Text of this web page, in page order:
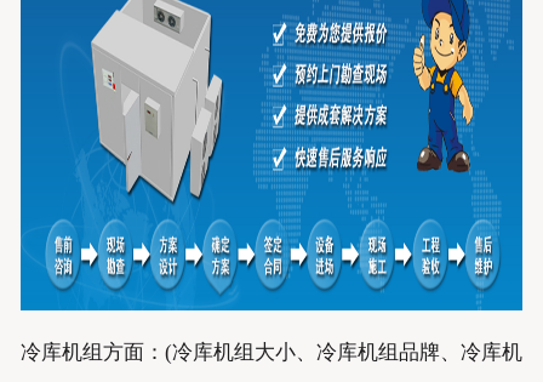
冷库机组方面：(冷库机组大小、冷库机组品牌、冷库机